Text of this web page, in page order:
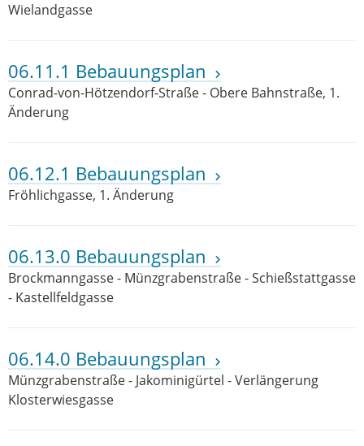
Wielandgasse
06.11.1 Bebauungsplan
Conrad-von-Hötzendorf-Straße - Obere Bahnstraße, 1.
Änderung
06.12.1 Bebauungsplan
Fröhlichgasse, 1. Änderung
06.13.0 Bebauungsplan
Brockmanngasse - Münzgrabenstraße - Schießstattgasse
- Kastellfeldgasse
06.14.0 Bebauungsplan
Münzgrabenstraße - Jakominigürtel - Verlängerung
Klosterwiesgasse